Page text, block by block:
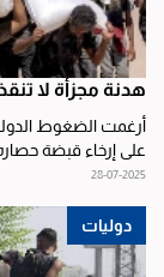
هدنة مجزأة لا
أرغمت الضغوط
على إرخاء قبضة
28-07-2025
دوليات